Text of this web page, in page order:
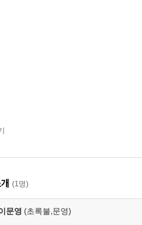
(1명)
문영 (초록불,문영)